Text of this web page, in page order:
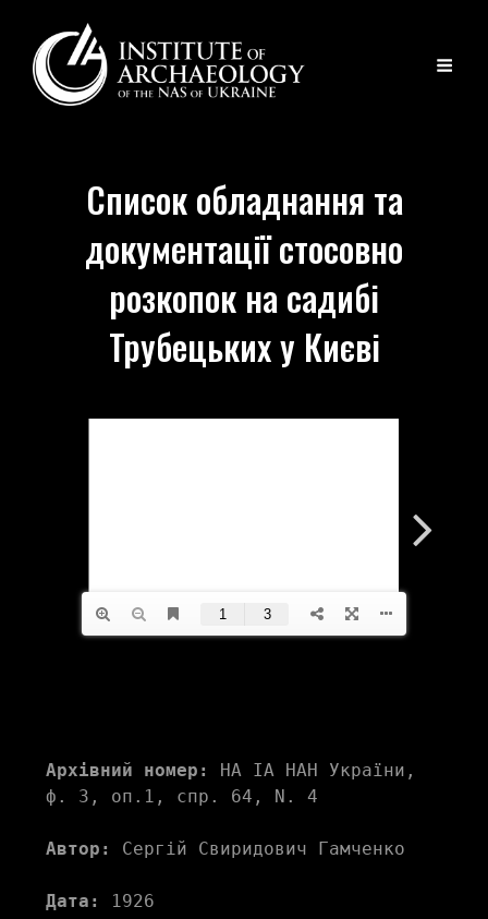
Список обладнання та
документації стосовно
розкопок на садибі
Трубецьких у Києві
Архівний номер:
НА ІА НАН України,
ф. 3, оп.1, спр. 64, N. 4
Автор: Сергій Свиридович Гамченко
Дата: 1926